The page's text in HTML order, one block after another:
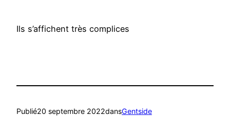
Ils s’affichent très complices
Publié20 septembre 2022dansGentside